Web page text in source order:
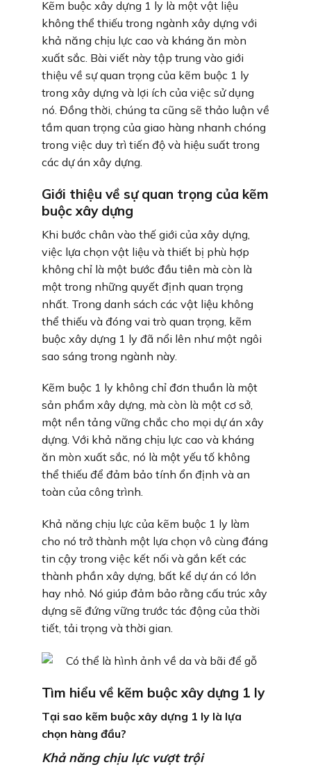
Kẽm buộc xây dựng 1 ly là một vật liệu
không thể thiếu trong ngành xây dựng với
khả năng chịu lực cao và kháng ăn mòn
xuất sắc. Bài viết này tập trung vào giới
thiệu về sự quan trọng của kẽm buộc 1 ly
trong xây dựng và lợi ích của việc sử dụng
nó. Đồng thời, chúng ta cũng sẽ thảo luận về
tầm quan trọng của giao hàng nhanh chóng
trong việc duy trì tiến độ và hiệu suất trong
các dự án xây dựng.
Giới thiệu về sự quan trọng của kẽm
buộc xây dựng
Khi bước chân vào thế giới của xây dựng,
việc lựa chọn vật liệu và thiết bị phù hợp
không chỉ là một bước đầu tiên mà còn là
một trong những quyết định quan trọng
nhất. Trong danh sách các vật liệu không
thể thiếu và đóng vai trò quan trọng, kẽm
buộc xây dựng 1 ly đã nổi lên như một ngôi
sao sáng trong ngành này.
Kẽm buộc 1 ly không chỉ đơn thuần là một
sản phẩm xây dựng, mà còn là một cơ sở,
một nền tảng vững chắc cho mọi dự án xây
dựng. Với khả năng chịu lực cao và kháng
ăn mòn xuất sắc, nó là một yếu tố không
thể thiếu để đảm bảo tính ổn định và an
toàn của công trình.
Khả năng chịu lực của kẽm buộc 1 ly làm
cho nó trở thành một lựa chọn vô cùng đáng
tin cậy trong việc kết nối và gắn kết các
thành phần xây dựng, bất kể dự án có lớn
hay nhỏ. Nó giúp đảm bảo rằng cấu trúc xây
dựng sẽ đứng vững trước tác động của thời
tiết, tải trọng và thời gian.
Tìm hiểu về kẽm buộc xây dựng 1 ly
Tại sao kẽm buộc xây dựng 1 ly là lựa
chọn hàng đầu?
Khả năng chịu lực vượt trội